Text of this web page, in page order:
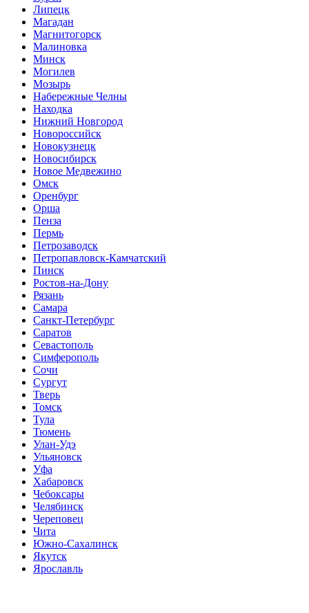
Липецк
Магадан
Магнитогорск
Малиновка
Минск
Могилев
Мозырь
Набережные Челны
Находка
Нижний Новгород
Новороссийск
Новокузнецк
Новосибирск
Новое Медвежино
Омск
Оренбург
Орша
Пенза
Пермь
Петрозаводск
Петропавловск-Камчатский
Пинск
Ростов-на-Дону
Рязань
Самара
Санкт-Петербург
Саратов
Севастополь
Симферополь
Сочи
Сургут
Тверь
Томск
Тула
Тюмень
Улан-Удэ
Ульяновск
Уфа
Хабаровск
Чебоксары
Челябинск
Череповец
Чита
Южно-Сахалинск
Якутск
Ярославль